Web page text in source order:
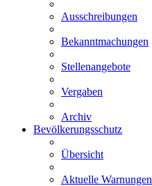
Ausschreibungen
Bekanntmachungen
Stellenangebote
Vergaben
Archiv
Bevölkerungsschutz
Übersicht
Aktuelle Warnungen